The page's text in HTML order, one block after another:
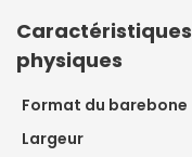
Caractéristiques
physiques
Format du barebone
Largeur